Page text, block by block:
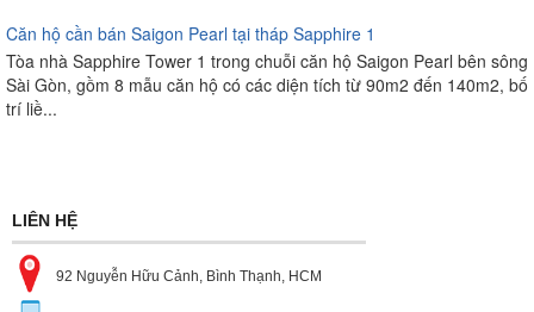
Căn hộ cần bán Saigon Pearl tại tháp Sapphire 1
Tòa nhà Sapphire Tower 1 trong chuỗi căn hộ Saigon Pearl bên sông
Sài Gòn, gồm 8 mẫu căn hộ có các diện tích từ 90m2 đến 140m2, bố
trí liề...
LIÊN HỆ
92 Nguyễn Hữu Cảnh, Bình Thạnh, HCM